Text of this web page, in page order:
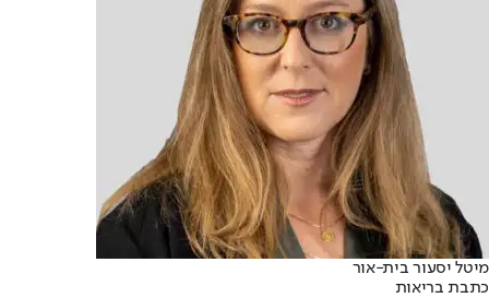
מיטל יסעור בית-אור
כתבת בריאות